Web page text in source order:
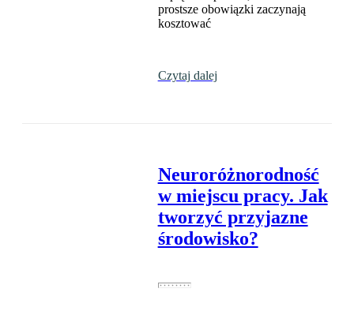
prostsze obowiązki zaczynają
kosztować
Czytaj dalej
Neuroróżnorodność
w miejscu pracy. Jak
tworzyć przyjazne
środowisko?